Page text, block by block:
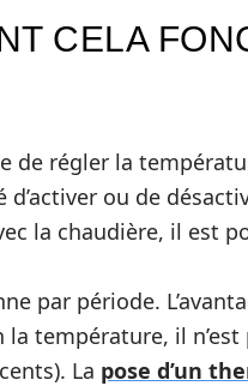
CELA
de régler la
ou de
la chaudière, il est
par période.
température, il n’est
La pose d’un